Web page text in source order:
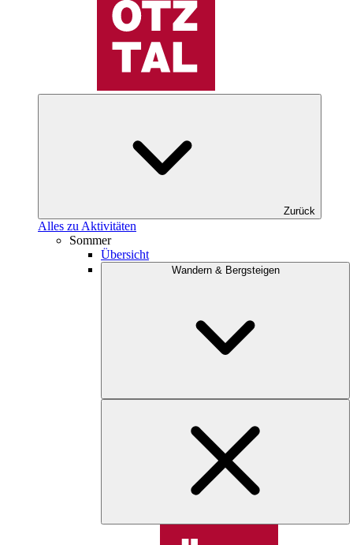
Zurück
Alles zu Aktivitäten
Sommer
Übersicht
Wandern & Bergsteigen